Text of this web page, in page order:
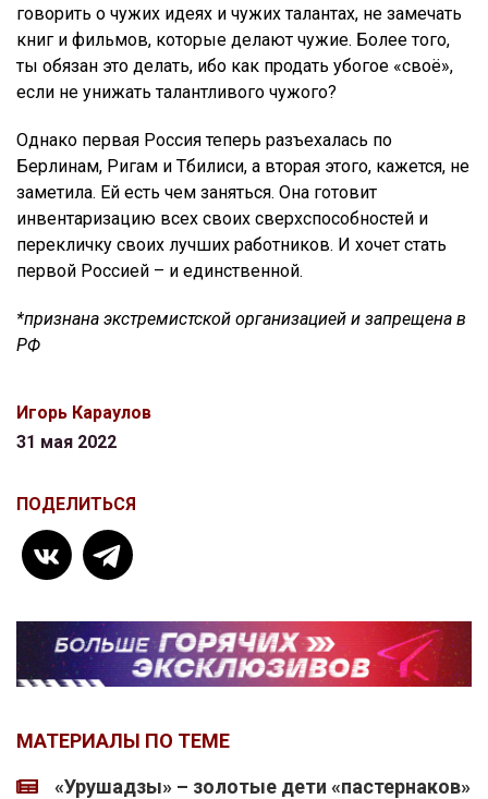
говорить о чужих идеях и чужих талантах, не замечать
книг и фильмов, которые делают чужие. Более того,
ты обязан это делать, ибо как продать убогое «своё»,
если не унижать талантливого чужого?
Однако первая Россия теперь разъехалась по
Берлинам, Ригам и Тбилиси, а вторая этого, кажется, не
заметила. Ей есть чем заняться. Она готовит
инвентаризацию всех своих сверхспособностей и
перекличку своих лучших работников. И хочет стать
первой Россией – и единственной.
*признана экстремистской организацией и запрещена в
РФ
Игорь Караулов
31 мая 2022
ПОДЕЛИТЬСЯ
МАТЕРИАЛЫ ПО ТЕМЕ
«Урушадзы» – золотые дети «пастернаков»